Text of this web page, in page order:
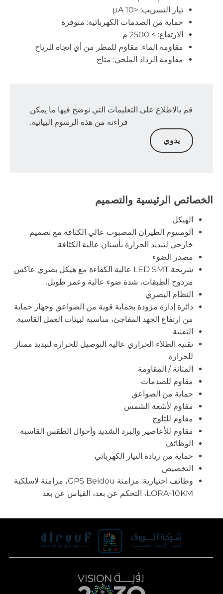
تيار التسريب: <10 μA
حماية من الصدمات الكهربائية: متوفرة
الارتفاع: ≥ 2500 م
مقاومة الماء: مقاوم للمطر من أي اتجاه للرياح
مقاومة الرذاذ الملحي: متاح
قم بالاطلاع على التعليمات التي نوضح فيها ما يمكن
قراءته من هذه الرسوم البيانية.
يدوي
الخصائص الرئيسية والتصميم
الهيكل
ألومنيوم الطيران المصبوب عالي الكثافة مع تصميم
خارجي لتبديد الحرارة بأسنان عالية الكثافة.
مصدر الضوء
شريحة LED SMT عالية الكفاءة مع هيكل بصري عاكس
مزدوج الطبقات، شدة ضوء عالية وعمر طويل.
النظام البصري
دائرة إدارة مزودة بحماية قوية من الصواعق وجهاز حماية
من ارتفاع الجهد المفاجئ، مناسبة لبيئات العمل القاسية.
التقنية
تقنية الطلاء الحراري عالية التوصيل للحرارة لتبديد ممتاز
للحرارة.
المتانة / المقاومة
مقاوم للصدمات
حماية من الصواعق
مقاوم لأشعة الشمس
مقاوم للثلوج
مقاوم للأعاصير والبرد الشديد وأحوال الطقس القاسية
الوظائف
حماية من زيادة التيار الكهربائي
التخصيص
وظائف اختيارية: مزامنة GPS Beidou، مزامنة لاسلكية
LORA-10KM، التحكم عن بعد، القياس عن بعد